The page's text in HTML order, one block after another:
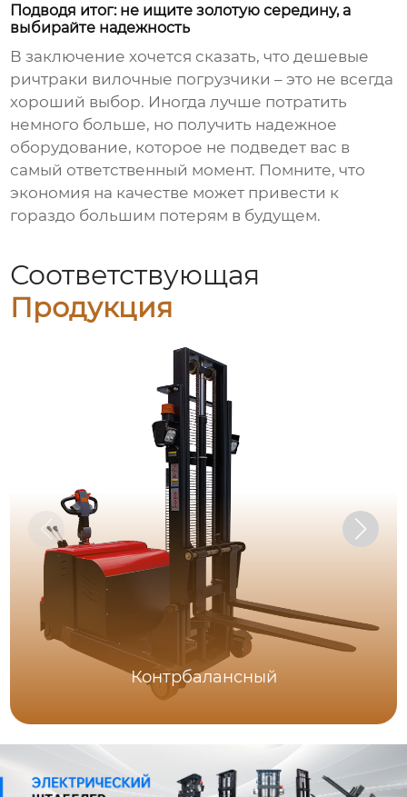
Подводя итог: не ищите золотую середину, а
выбирайте надежность
В заключение хочется сказать, что дешевые
ричтраки вилочные погрузчики – это не всегда
хороший выбор. Иногда лучше потратить
немного больше, но получить надежное
оборудование, которое не подведет вас в
самый ответственный момент. Помните, что
экономия на качестве может привести к
гораздо большим потерям в будущем.
Соответствующая
Продукция
Контрбалансный